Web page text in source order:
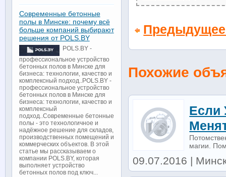
Похожие
Если
магии.
09.07.2016 |
Современные бетонные
полы в Минске: почему всё
больше компаний выбирают
решения от POLS.BY
POLS.BY -
профессиональное устройство
бетонных полов в Минске для
бизнеса: технологии, качество и
комплексный подход..POLS.BY -
профессиональное устройство
бетонных полов в Минске для
бизнеса: технологии, качество и
комплексный
подход..Современные бетонные
полы - это технологичное и
надёжное решение для складов,
производственных помещений и
коммерческих объектов. В этой
статье мы рассказываем о
компании POLS.BY, которая
выполняет устройство
бетонных полов под ключ...